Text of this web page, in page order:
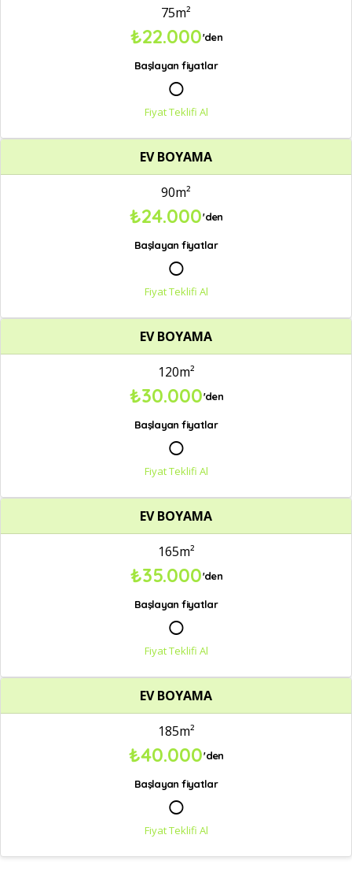
75m²
₺22.000'den
Başlayan fiyatlar
○
Fiyat Teklifi Al
EV BOYAMA
90m²
₺24.000'den
Başlayan fiyatlar
○
Fiyat Teklifi Al
EV BOYAMA
120m²
₺30.000'den
Başlayan fiyatlar
○
Fiyat Teklifi Al
EV BOYAMA
165m²
₺35.000'den
Başlayan fiyatlar
○
Fiyat Teklifi Al
EV BOYAMA
185m²
₺40.000'den
Başlayan fiyatlar
○
Fiyat Teklifi Al